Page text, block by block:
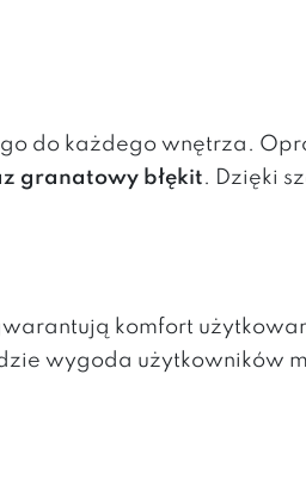
do każdego wnętrza.
granatowy błękit. Dzięki
komfort
wygoda użytkowników